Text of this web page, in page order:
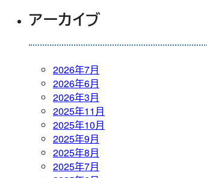
アーカイブ
2026年7月
2026年6月
2026年3月
2025年11月
2025年10月
2025年9月
2025年8月
2025年7月